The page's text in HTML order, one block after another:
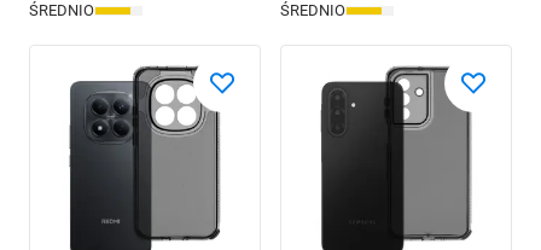
ŚREDNIO ŚREDNIO